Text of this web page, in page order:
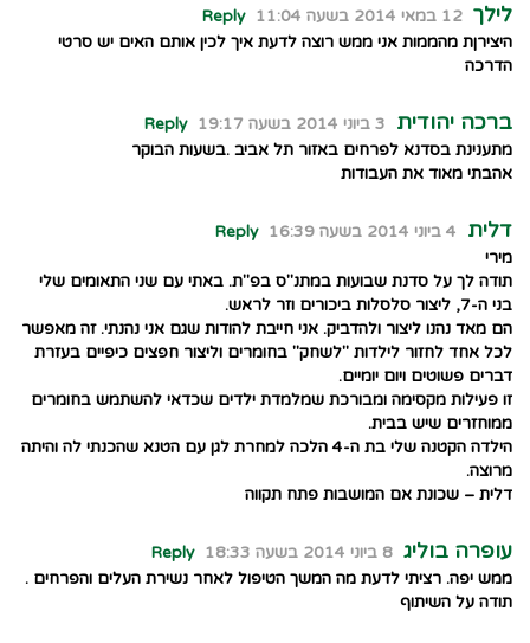
לילך 12 במאי 2014 בשעה 11:04
Reply
היצירןת מהממות אני ממש רוצה לדעת איך לכין אותם האים יש סרטי
הדרכה
ברכה יהודית 3 ביוני 2014 בשעה 19:17
Reply
מתענינת בסדנא לפרחים באזור תל אביב .בשעות הבוקר
אהבתי מאוד את העבודות
דלית 4 ביוני 2014 בשעה 16:39
Reply
מירי
תודה לך על סדנת שבועות במתנ"ס בפ"ת. באתי עם שני התאומים שלי
בני ה-7, ליצור סלסלות ביכורים וזר לראש.
הם מאד נהנו ליצור ולהדביק. אני חייבת להודות שגם אני נהנתי. זה מאפשר
לכל אחד לחזור לילדות "לשחק" בחומרים וליצור חפצים כיפיים בעזרת
דברים פשוטים ויום יומיים.
זו פעילות מקסימה ומבורכת שמלמדת ילדים שכדאי להשתמש בחומרים
ממוחזרים שיש בבית.
הילדה הקטנה שלי בת ה-4 הלכה למחרת לגן עם הטנא שהכנתי לה והיתה
מרוצה.
דלית – שכונת אם המושבות פתח תקווה
עופרה בוליג 8 ביוני 2014 בשעה 18:33
Reply
ממש יפה. רציתי לדעת מה המשך הטיפול לאחר נשירת העלים והפרחים .
תודה על השיתוף